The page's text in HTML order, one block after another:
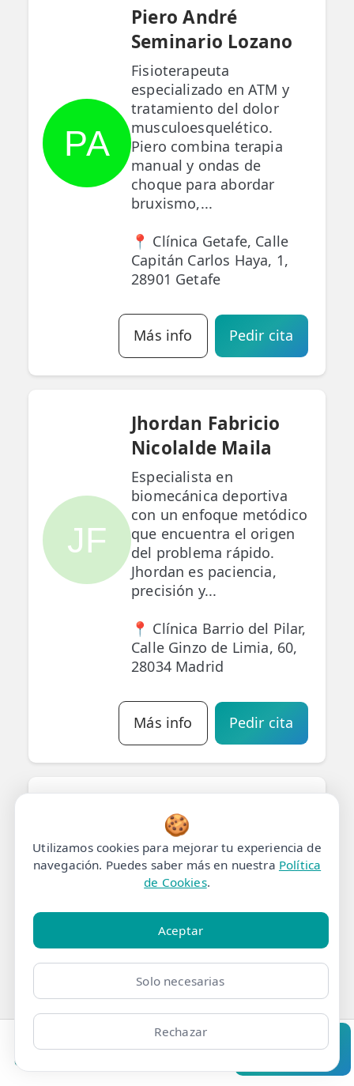
Clínicas
PA
Piero André
Seminario Lozano
Fisioterapeuta
especializado en ATM y
tratamiento del dolor
musculoesquelético.
Piero combina terapia
manual y ondas de
choque para abordar
bruxismo,...
📍 Clínica Getafe, Calle
Capitán Carlos Haya, 1,
28901 Getafe
Más info Pedir cita
JF
Jhordan Fabricio
Nicolalde Maila
Especialista en
biomecánica deportiva
con un enfoque metódico
que encuentra el origen
del problema rápido.
Jhordan es paciencia,
precisión y...
📍 Clínica Barrio del Pilar,
Calle Ginzo de Limia, 60,
28034 Madrid
Más info Pedir cita
Sharon Medrano
Chiza
Fisioterapeuta con
formación internacional y
experiencia clínica y una
mirada global al
tratamiento.
📍 Clínica Barrio del Pilar,
Calle Ginzo de Limia, 60,
28034 Madrid
🍪
Utilizamos cookies para mejorar tu experiencia de
navegación. Puedes saber más en nuestra Política
de Cookies.
Aceptar
Solo necesarias
Rechazar